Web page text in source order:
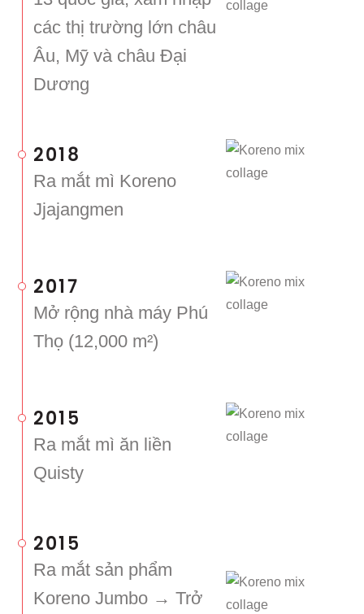
các thị trường lớn châu
Âu, Mỹ và châu Đại
Dương
2018
Ra mắt mì Koreno
Jjajangmen
2017
Mở rộng nhà máy Phú
Thọ (12,000 m²)
2015
Ra mắt mì ăn liền
Quisty
2015
Ra mắt sản phẩm
Koreno Jumbo → Trở